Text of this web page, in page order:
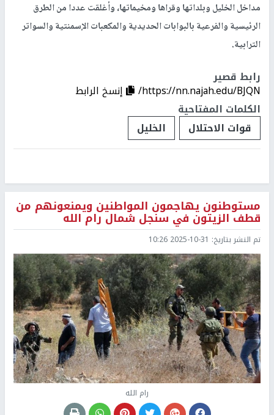
مداخل الخليل وبلداتها وقراها ومخيماتها، وأغلقت عددا من الطرق
الرئيسية والفرعية بالبوابات الحديدية والمكعبات الإسمنتية والسواتر
الترابية.
رابط قصير
https://nn.najah.edu/BJQN/
إنسخ الرابط
الكلمات المفتاحية
قوات الاحتلال
الخليل
مستوطنون يهاجمون المواطنين ويمنعونهم من
قطف الزيتون في سنجل شمال رام الله
تم النشر بتاريخ: 2025-10-31 10:26
رام الله